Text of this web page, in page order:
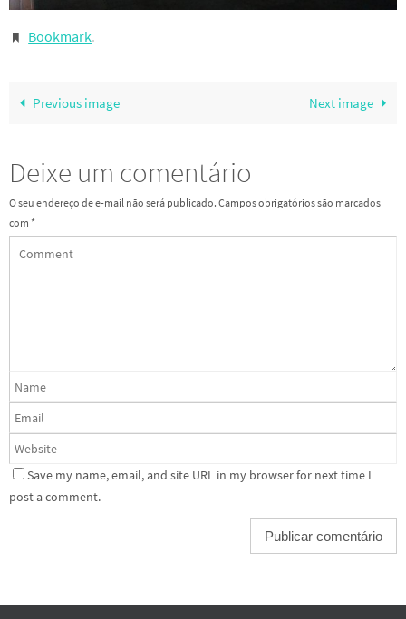
Bookmark.
Previous image Next image
Deixe um comentário
O seu endereço de e-mail não será publicado. Campos obrigatórios são marcados
com *
Save my name, email, and site URL in my browser for next time I
post a comment.